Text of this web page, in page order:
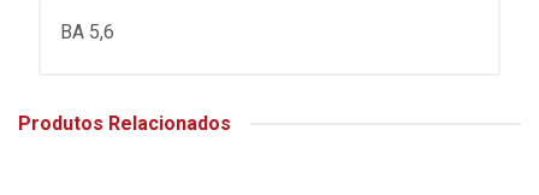
BA 5,6
Produtos Relacionados